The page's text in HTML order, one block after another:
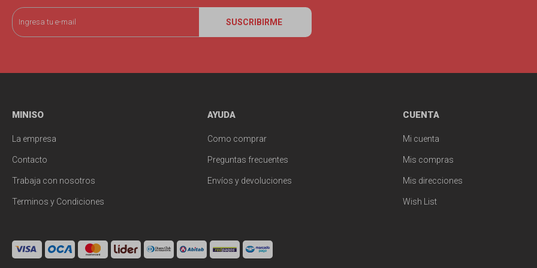
SUSCRIBIRME
MINISO
La empresa
Contacto
Trabaja con nosotros
Terminos y Condiciones
AYUDA
Como comprar
Preguntas frecuentes
Envíos y devoluciones
CUENTA
Mi cuenta
Mis compras
Mis direcciones
Wish List